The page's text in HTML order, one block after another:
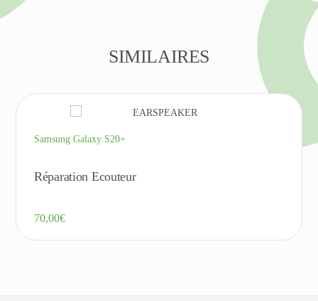
SIMILAIRES
Samsung Galaxy S20+
Réparation Ecouteur
70,00€